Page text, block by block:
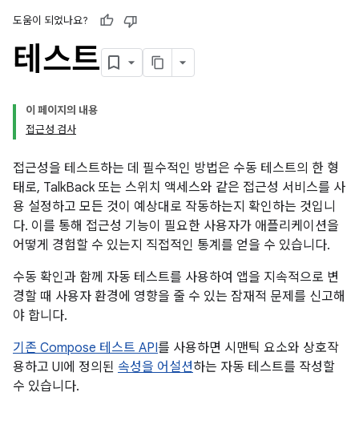
도움이 되었나요?
테스트
이 페이지의 내용
접근성 검사
접근성을 테스트하는 데 필수적인 방법은 수동 테스트의 한 형
태로, TalkBack 또는 스위치 액세스와 같은 접근성 서비스를 사
용 설정하고 모든 것이 예상대로 작동하는지 확인하는 것입니
다. 이를 통해 접근성 기능이 필요한 사용자가 애플리케이션을
어떻게 경험할 수 있는지 직접적인 통계를 얻을 수 있습니다.
수동 확인과 함께 자동 테스트를 사용하여 앱을 지속적으로 변
경할 때 사용자 환경에 영향을 줄 수 있는 잠재적 문제를 신고해
야 합니다.
기존 Compose 테스트 API를 사용하면 시맨틱 요소와 상호작
용하고 UI에 정의된 속성을 어설션하는 자동 테스트를 작성할
수 있습니다.